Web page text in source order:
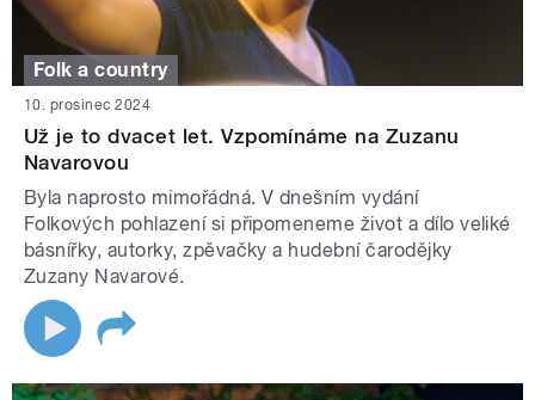
Folk a country
10. prosinec 2024
Už je to dvacet let. Vzpomínáme na Zuzanu
Navarovou
Byla naprosto mimořádná. V dnešním vydání
Folkových pohlazení si připomeneme život a dílo veliké
básnířky, autorky, zpěvačky a hudební čarodějky
Zuzany Navarové.